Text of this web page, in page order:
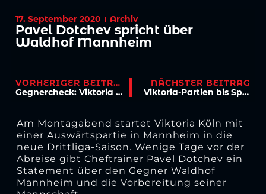
17. September 2020 Archiv
Pavel Dotchev spricht über
Waldhof Mannheim
VORHERIGER BEITRAG
Gegnercheck: Viktoria reist nach Mannheim
NÄCHSTER BEITRAG
Viktoria-Partien bis Spieltag zwölf stehen fest
Am Montagabend startet Viktoria Köln mit
einer Auswärtspartie in Mannheim in die
neue Drittliga-Saison. Wenige Tage vor der
Abreise gibt Cheftrainer Pavel Dotchev ein
Statement über den Gegner Waldhof
Mannheim und die Vorbereitung seiner